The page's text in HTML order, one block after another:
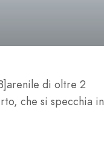
di oltre 2
che si specchia in